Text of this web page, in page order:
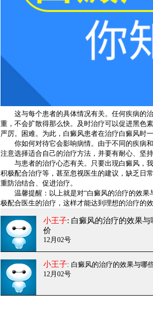
这与每个患者的具体情况有关。任何疾病的治
重，不会扩散得那么快。及时治疗可以促进黑色
严厉。困难。为此，白癜风患者在治疗白癜风时
你如何对待它会影响病情。由于不同的疾病和
注意选择适合自己的治疗方法，并要有耐心、坚持
与患者的治疗心态有关。只要出现白癜风，我
积极配合治疗等，甚至忽视医生的建议，缺乏日
重防治结合、促进治疗。
温馨提醒：以上就是对“白癜风的治疗的效果
极配合医生的治疗，这样才能达到理想的治疗的
小王子: 白癜风的治疗的效果与
价
12月02号
小王子: 白癜风的治疗的效果与哪
12月02号